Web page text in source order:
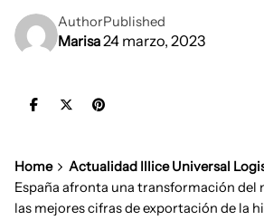
Author
Marisa
Published
24 marzo, 2023
Home
Actualidad Illice Universal
España afronta una transformación del
las mejores cifras de exportación de la